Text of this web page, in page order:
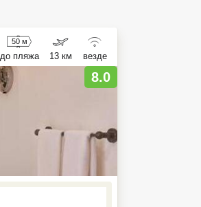
50 м
до пляжа 13 км везде
8.0